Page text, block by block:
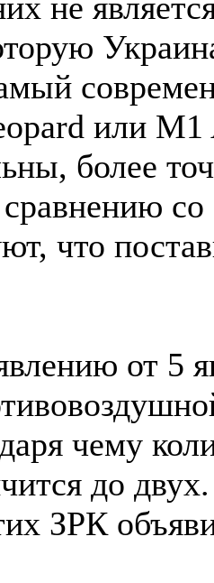
или
более
сравнению
что
от 5
чему
до
ЗРК